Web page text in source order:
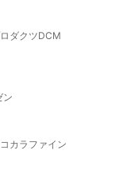
ダクツDCM
ン
カラファイン